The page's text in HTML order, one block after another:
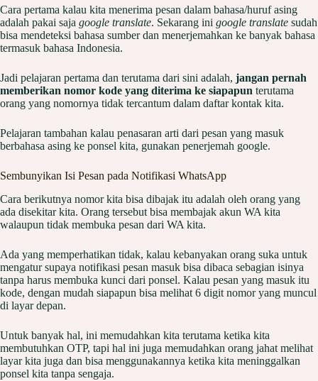
Cara pertama kalau kita menerima pesan dalam bahasa/huruf asing
adalah pakai saja google translate. Sekarang ini google translate sudah
bisa mendeteksi bahasa sumber dan menerjemahkan ke banyak bahasa
termasuk bahasa Indonesia.
Jadi pelajaran pertama dan terutama dari sini adalah, jangan pernah
memberikan nomor kode yang diterima ke siapapun terutama
orang yang nomornya tidak tercantum dalam daftar kontak kita.
Pelajaran tambahan kalau penasaran arti dari pesan yang masuk
berbahasa asing ke ponsel kita, gunakan penerjemah google.
Sembunyikan Isi Pesan pada Notifikasi WhatsApp
Cara berikutnya nomor kita bisa dibajak itu adalah oleh orang yang
ada disekitar kita. Orang tersebut bisa membajak akun WA kita
walaupun tidak membuka pesan dari WA kita.
Ada yang memperhatikan tidak, kalau kebanyakan orang suka untuk
mengatur supaya notifikasi pesan masuk bisa dibaca sebagian isinya
tanpa harus membuka kunci dari ponsel. Kalau pesan yang masuk itu
kode, dengan mudah siapapun bisa melihat 6 digit nomor yang muncul
di layar depan.
Untuk banyak hal, ini memudahkan kita terutama ketika kita
membutuhkan OTP, tapi hal ini juga memudahkan orang jahat melihat
layar kita juga dan bisa menggunakannya ketika kita meninggalkan
ponsel kita tanpa sengaja.